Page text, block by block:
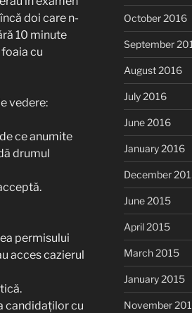
doi care n-
10 minute
cu
vedere:
ce anumite
drumul
permisului
acces cazierul
candidaților cu
October 2016
September
August 2016
July 2016
June 2016
January 2016
December
June 2015
April 2015
March 2015
January 2015
November